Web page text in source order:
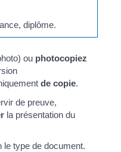
diplôme.
ou photocopiez
de copie.
de preuve,
la présentation du
le type de document.